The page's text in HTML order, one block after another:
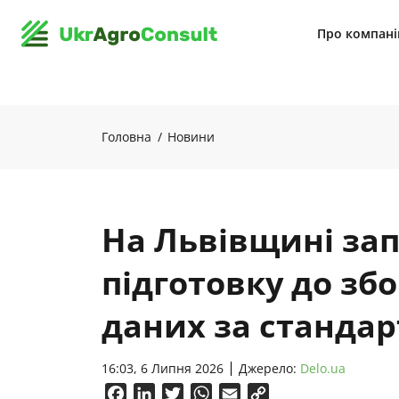
Про
Головна Новини
На Львівщині
підготовку до
даних за
16:03, 6 Липня 2026 Джерело: Delo.ua
FacebookLinkedInTwitterWhatsApp
Email